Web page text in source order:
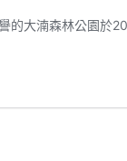
的大湳森林公園